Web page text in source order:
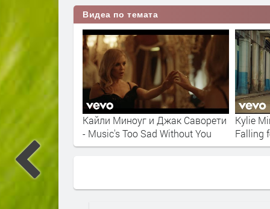
Видеа по темата
Кайли Миноуг и Джак Саворети
- Music's Too Sad Without You
Kylie
Falling